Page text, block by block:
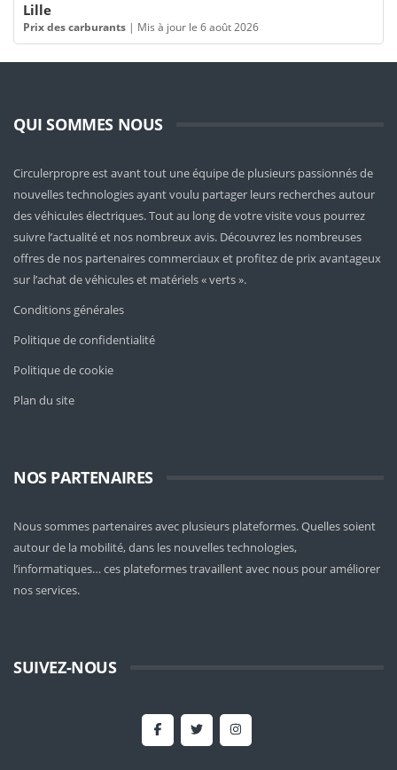
Lille
Prix des carburants | Mis à jour le 6 août 2026
QUI SOMMES NOUS
Circulerpropre est avant tout une équipe de plusieurs passionnés de
nouvelles technologies ayant voulu partager leurs recherches autour
des véhicules électriques. Tout au long de votre visite vous pourrez
suivre l’actualité et nos nombreux avis. Découvrez les nombreuses
offres de nos partenaires commerciaux et profitez de prix avantageux
sur l’achat de véhicules et matériels « verts ».
Conditions générales
Politique de confidentialité
Politique de cookie
Plan du site
NOS PARTENAIRES
Nous sommes partenaires avec plusieurs plateformes. Quelles soient
autour de la mobilité, dans les nouvelles technologies,
l’informatiques… ces plateformes travaillent avec nous pour améliorer
nos services.
SUIVEZ-NOUS